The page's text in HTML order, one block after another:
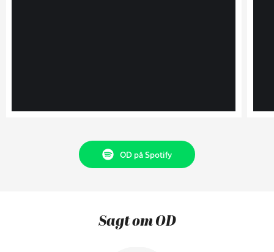
OD på Spotify
Sagt om OD